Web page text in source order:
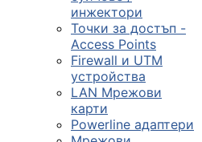
инжектори
Точки за достъп -
Access Points
Firewall и UTM
устройства
LAN Мрежови
карти
Powerline адаптери